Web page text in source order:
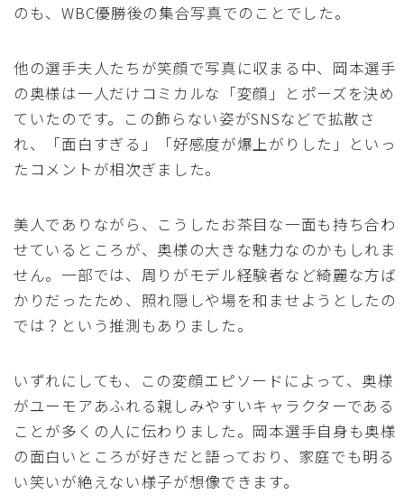
のも、WBC優勝後の集合写真でのことでした。
他の選手夫人たちが笑顔で写真に収まる中、岡本選手
の奥様は一人だけコミカルな「変顔」とポーズを決め
ていたのです。この飾らない姿がSNSなどで拡散さ
れ、「面白すぎる」「好感度が爆上がりした」といっ
たコメントが相次ぎました。
美人でありながら、こうしたお茶目な一面も持ち合わ
せているところが、奥様の大きな魅力なのかもしれま
せん。一部では、周りがモデル経験者など綺麗な方ば
かりだったため、照れ隠しや場を和ませようとしたの
では？という推測もありました。
いずれにしても、この変顔エピソードによって、奥様
がユーモアあふれる親しみやすいキャラクターである
ことが多くの人に伝わりました。岡本選手自身も奥様
の面白いところが好きだと語っており、家庭でも明る
い笑いが絶えない様子が想像できます。